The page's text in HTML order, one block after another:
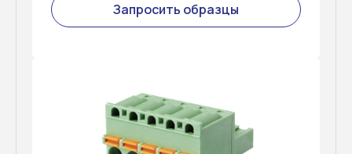
Запросить образцы